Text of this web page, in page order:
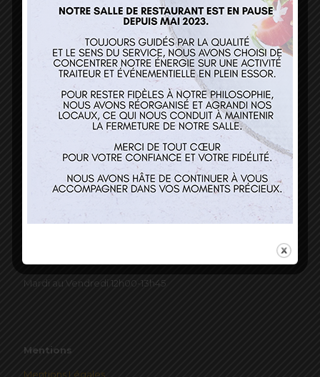
03 89 22 37 08
Nos services
Restaurant
Traiteur et événementiel
Contact
Mardi au Vendredi 12h00-13h45
Mentions
Mentions Légales